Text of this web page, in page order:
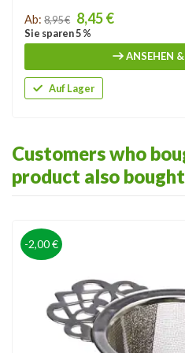
Price
Ab: 8,95 € 8,45 €
Sie sparen 5 %
ANSEHEN
Auf Lager
Customers who
product also
-2,00 €